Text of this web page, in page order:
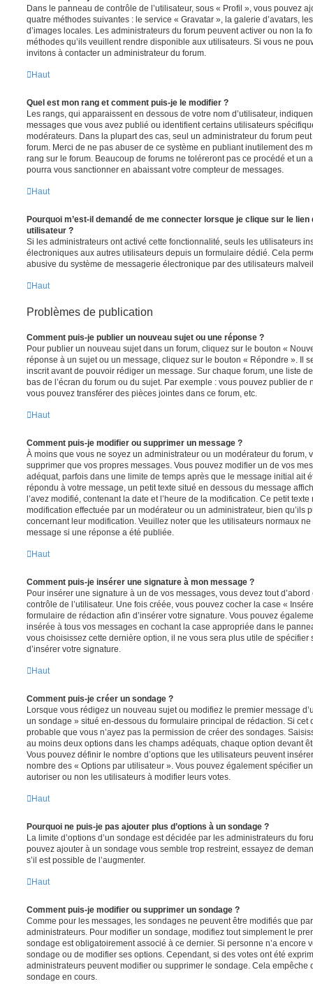
Dans le panneau de contrôle de l’utilisateur, sous « Profil », vous pouvez
quatre méthodes suivantes : le service « Gravatar », la galerie d’avatars,
d’images locales. Les administrateurs du forum peuvent activer ou non la
méthodes qu’ils veuillent rendre disponible aux utilisateurs. Si vous ne
invitons à contacter un administrateur du forum.
Haut
Quel est mon rang et comment puis-je le modifier ?
Les rangs, qui apparaissent en dessous de votre nom d’utilisateur,
messages que vous avez publié ou identifient certains utilisateurs
modérateurs. Dans la plupart des cas, seul un administrateur du forum
forum. Merci de ne pas abuser de ce système en publiant inutilement des
rang sur le forum. Beaucoup de forums ne toléreront pas ce procédé et un
pourra vous sanctionner en abaissant votre compteur de messages.
Haut
Pourquoi m’est-il demandé de me connecter lorsque je clique sur le
utilisateur ?
Si les administrateurs ont activé cette fonctionnalité, seuls les utilisateurs
électroniques aux autres utilisateurs depuis un formulaire dédié. Cela
abusive du système de messagerie électronique par des utilisateurs
Haut
Problèmes de publication
Comment puis-je publier un nouveau sujet ou une réponse ?
Pour publier un nouveau sujet dans un forum, cliquez sur le bouton «
réponse à un sujet ou un message, cliquez sur le bouton « Répondre ». Il
inscrit avant de pouvoir rédiger un message. Sur chaque forum, une liste
bas de l’écran du forum ou du sujet. Par exemple : vous pouvez publier de
vous pouvez transférer des pièces jointes dans ce forum, etc.
Haut
Comment puis-je modifier ou supprimer un message ?
À moins que vous ne soyez un administrateur ou un modérateur du forum,
supprimer que vos propres messages. Vous pouvez modifier un de vos
adéquat, parfois dans une limite de temps après que le message initial ait
répondu à votre message, un petit texte situé en dessous du message
l’avez modifié, contenant la date et l’heure de la modification. Ce petit texte
modification effectuée par un modérateur ou un administrateur, bien qu’ils
concernant leur modification. Veuillez noter que les utilisateurs normaux
message si une réponse a été publiée.
Haut
Comment puis-je insérer une signature à mon message ?
Pour insérer une signature à un de vos messages, vous devez tout
contrôle de l’utilisateur. Une fois créée, vous pouvez cocher la case «
formulaire de rédaction afin d’insérer votre signature. Vous pouvez
insérée à tous vos messages en cochant la case appropriée dans le
vous choisissez cette dernière option, il ne vous sera plus utile de
d’insérer votre signature.
Haut
Comment puis-je créer un sondage ?
Lorsque vous rédigez un nouveau sujet ou modifiez le premier message
un sondage » situé en-dessous du formulaire principal de rédaction. Si cet
probable que vous n’ayez pas la permission de créer des sondages.
au moins deux options dans les champs adéquats, chaque option devant
Vous pouvez définir le nombre d’options que les utilisateurs peuvent
nombre des « Options par utilisateur ». Vous pouvez également spécifier
autoriser ou non les utilisateurs à modifier leurs votes.
Haut
Pourquoi ne puis-je pas ajouter plus d’options à un sondage ?
La limite d’options d’un sondage est décidée par les administrateurs du
pouvez ajouter à un sondage vous semble trop restreint, essayez de
s’il est possible de l’augmenter.
Haut
Comment puis-je modifier ou supprimer un sondage ?
Comme pour les messages, les sondages ne peuvent être modifiés que
administrateurs. Pour modifier un sondage, modifiez tout simplement le
sondage est obligatoirement associé à ce dernier. Si personne n’a encore
sondage ou de modifier ses options. Cependant, si des votes ont été
administrateurs peuvent modifier ou supprimer le sondage. Cela empêche
sondage en cours.